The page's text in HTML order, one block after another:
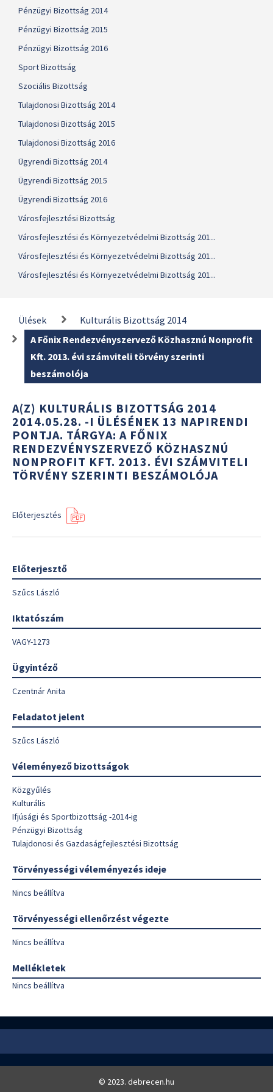
Pénzügyi Bizottság 2014
Pénzügyi Bizottság 2015
Pénzügyi Bizottság 2016
Sport Bizottság
Szociális Bizottság
Tulajdonosi Bizottság 2014
Tulajdonosi Bizottság 2015
Tulajdonosi Bizottság 2016
Ügyrendi Bizottság 2014
Ügyrendi Bizottság 2015
Ügyrendi Bizottság 2016
Városfejlesztési Bizottság
Városfejlesztési és Környezetvédelmi Bizottság 201...
Városfejlesztési és Környezetvédelmi Bizottság 201...
Városfejlesztési és Környezetvédelmi Bizottság 201...
Ülések
Kulturális Bizottság 2014
A Főnix Rendezvényszervező Közhasznú Nonprofit
Kft. 2013. évi számviteli törvény szerinti
beszámolója
A(Z) KULTURÁLIS BIZOTTSÁG 2014
2014.05.28. -I ÜLÉSÉNEK 13 NAPIRENDI
PONTJA. TÁRGYA: A FŐNIX
RENDEZVÉNYSZERVEZŐ KÖZHASZNÚ
NONPROFIT KFT. 2013. ÉVI SZÁMVITELI
TÖRVÉNY SZERINTI BESZÁMOLÓJA
Előterjesztés
Előterjesztő
Szűcs László
Iktatószám
VAGY-1273
Ügyintéző
Czentnár Anita
Feladatot jelent
Szűcs László
Véleményező bizottságok
Közgyűlés
Kulturális
Ifjúsági és Sportbizottság -2014-ig
Pénzügyi Bizottság
Tulajdonosi és Gazdaságfejlesztési Bizottság
Törvényességi véleményezés ideje
Nincs beállítva
Törvényességi ellenőrzést végezte
Nincs beállítva
Mellékletek
Nincs beállítva
© 2023. debrecen.hu